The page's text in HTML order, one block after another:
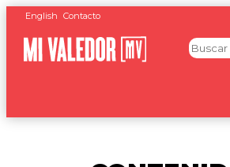
English Contacto